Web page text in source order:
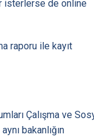
isterlerse de online
raporu ile kayıt
Çalışma ve
bakanlığın